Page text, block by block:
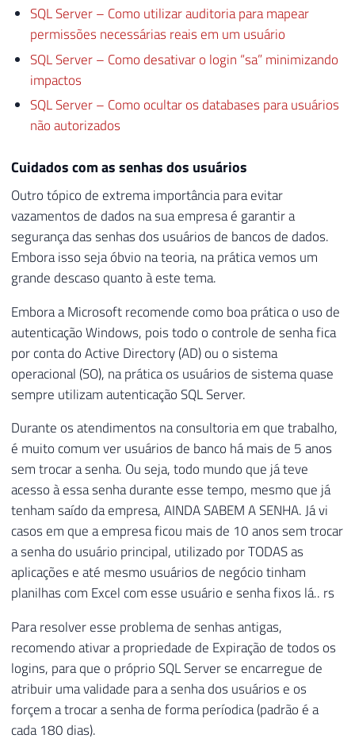
SQL Server – Como utilizar auditoria para mapear
permissões necessárias reais em um usuário
SQL Server – Como desativar o login “sa” minimizando
impactos
SQL Server – Como ocultar os databases para usuários
não autorizados
Cuidados com as senhas dos usuários
Outro tópico de extrema importância para evitar
vazamentos de dados na sua empresa é garantir a
segurança das senhas dos usuários de bancos de dados.
Embora isso seja óbvio na teoria, na prática vemos um
grande descaso quanto à este tema.
Embora a Microsoft recomende como boa prática o uso de
autenticação Windows, pois todo o controle de senha fica
por conta do Active Directory (AD) ou o sistema
operacional (SO), na prática os usuários de sistema quase
sempre utilizam autenticação SQL Server.
Durante os atendimentos na consultoria em que trabalho,
é muito comum ver usuários de banco há mais de 5 anos
sem trocar a senha. Ou seja, todo mundo que já teve
acesso à essa senha durante esse tempo, mesmo que já
tenham saído da empresa, AINDA SABEM A SENHA. Já vi
casos em que a empresa ficou mais de 10 anos sem trocar
a senha do usuário principal, utilizado por TODAS as
aplicações e até mesmo usuários de negócio tinham
planilhas com Excel com esse usuário e senha fixos lá.. rs
Para resolver esse problema de senhas antigas,
recomendo ativar a propriedade de Expiração de todos os
logins, para que o próprio SQL Server se encarregue de
atribuir uma validade para a senha dos usuários e os
forçem a trocar a senha de forma períodica (padrão é a
cada 180 dias).